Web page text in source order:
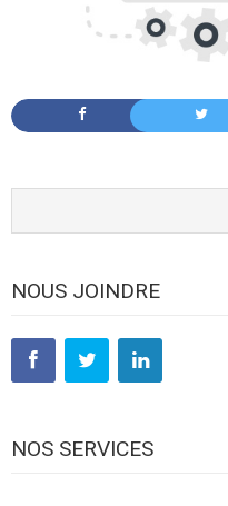
NOUS JOINDRE
NOS SERVICES